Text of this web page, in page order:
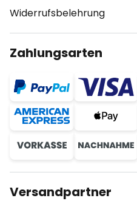
Widerrufsbelehrung
Zahlungsarten
Versandpartner